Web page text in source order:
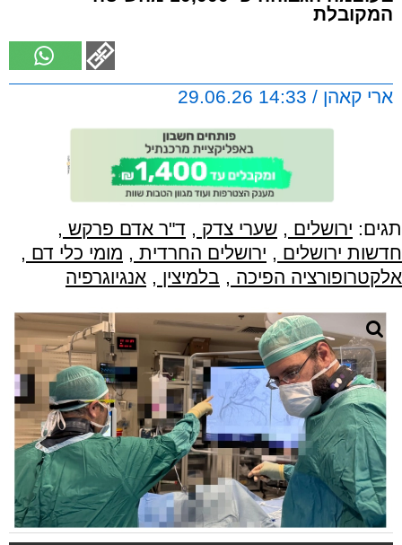
המקובלת
ארי קאהן / 14:33 29.06.26
תגים: ירושלים , שערי צדק , ד"ר אדם פרקש ,
חדשות ירושלים , ירושלים החרדית , מומי כלי דם ,
אלקטרופורציה הפיכה , בלמיצין , אנגיוגרפיה